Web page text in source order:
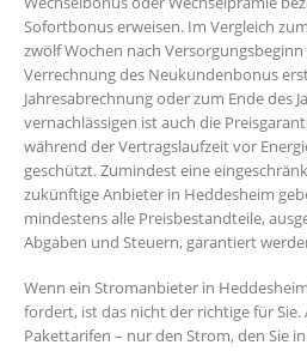
Sofortbonus erweisen. Im Vergleich
zwölf Wochen nach
Verrechnung des Neukundenbonus
Jahresabrechnung oder zum Ende des
vernachlässigen ist auch die
während der Vertragslaufzeit vor
geschützt. Zumindest eine
zukünftige Anbieter in Heddesheim
mindestens alle Preisbestandteile,
Abgaben und Steuern, garantiert
Wenn ein Stromanbieter in
fordert, ist das nicht der richtige für
Pakettarifen – nur den Strom, den Sie